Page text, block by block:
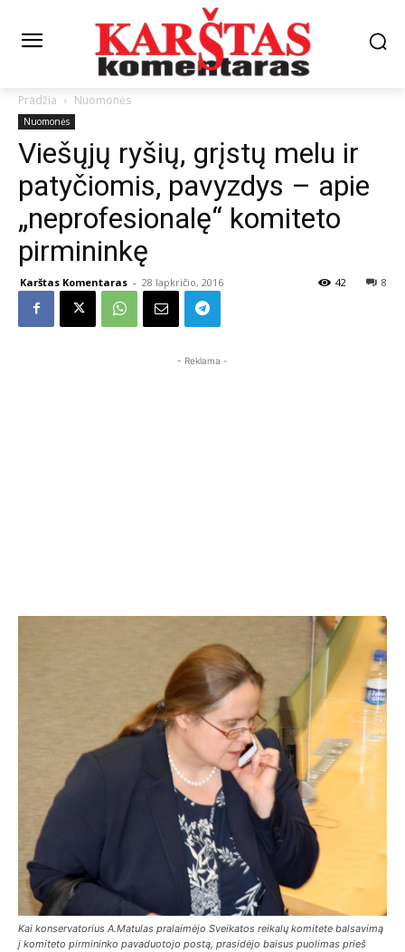
Pradžia Nuomonės
Nuomonės
Viešųjų ryšių, grįstų melu ir
patyčiomis, pavyzdys – apie
„neprofesionalę“ komiteto
pirmininkę
Karštas Komentaras - 28 lapkričio, 2016 8
42
- Reklama -
Kai konservatorius A.Matulas pralaimėjo Sveikatos reikalų komitete balsavimą
į komiteto pirmininko pavaduotojo postą, prasidėjo baisus puolimas prieš